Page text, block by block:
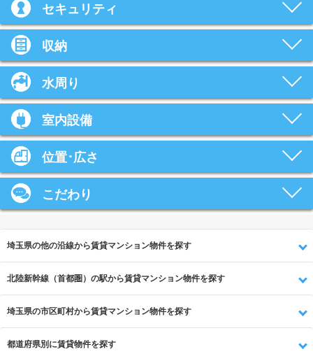
セキュリティ
収納
水周り
室内設備
位置･広さ
こだわり
埼玉県の他の沿線から賃貸マンション物件を探す
北陸新幹線（首都圏）の駅から賃貸マンション物件を探す
埼玉県の市区町村から賃貸マンション物件を探す
都道府県別に賃貸物件を探す